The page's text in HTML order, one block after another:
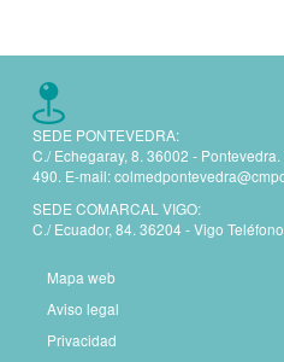
SEDE PONTEVEDRA:
C./ Echegaray, 8. 36002 -
490. E-mail:
SEDE COMARCAL VIGO:
C./ Ecuador, 84. 36204 - Vigo
Mapa web
Aviso legal
Privacidad